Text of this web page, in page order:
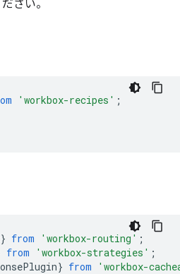
さい。
'workbox-recipes' ;
} from 'workbox-routing' ;
from 'workbox-strategies' ;
} from 'workbox-